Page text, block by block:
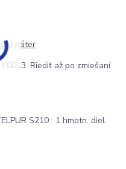
náter
6003. Riediť až po zmiešaní
S210 : 1 hmotn. diel